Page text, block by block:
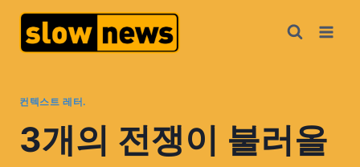
컨텍스트 레터.
3개의 전쟁이 불러올